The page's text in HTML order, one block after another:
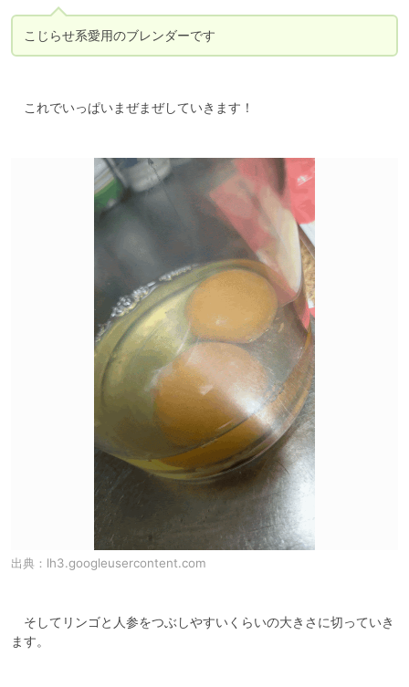
こじらせ系愛用のブレンダーです
これでいっぱいまぜまぜしていきます！
出典： lh3.googleusercontent.com
そしてリンゴと人参をつぶしやすいくらいの大きさに切っていき
ます。